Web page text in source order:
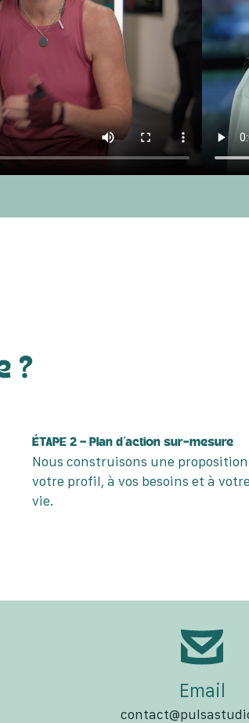
?
ÉTAPE 2 – Plan d’action sur-mesure
Nous construisons une
votre profil, à vos besoins et à
vie.
Email